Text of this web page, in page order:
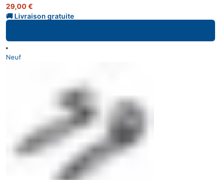
29,00 €
Neuf